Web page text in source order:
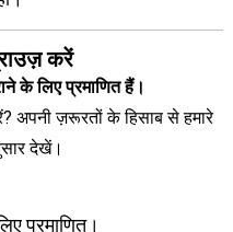
करें
के लिए प्रमाणित हैं।
ज़रूरतों के हिसाब से हमारे
देखें।
प्रमाणित।